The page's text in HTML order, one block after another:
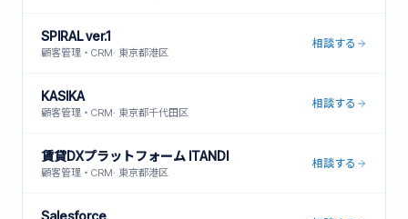
SPIRAL ver.1
顧客管理・CRM· 東京都港区
相談する
KASIKA
顧客管理・CRM· 東京都千代田区
相談する
賃貸DXプラットフォーム ITANDI
顧客管理・CRM· 東京都港区
相談する
Salesforce